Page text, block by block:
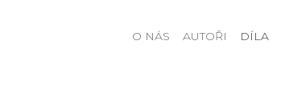
O NÁS AUTOŘI DÍLA